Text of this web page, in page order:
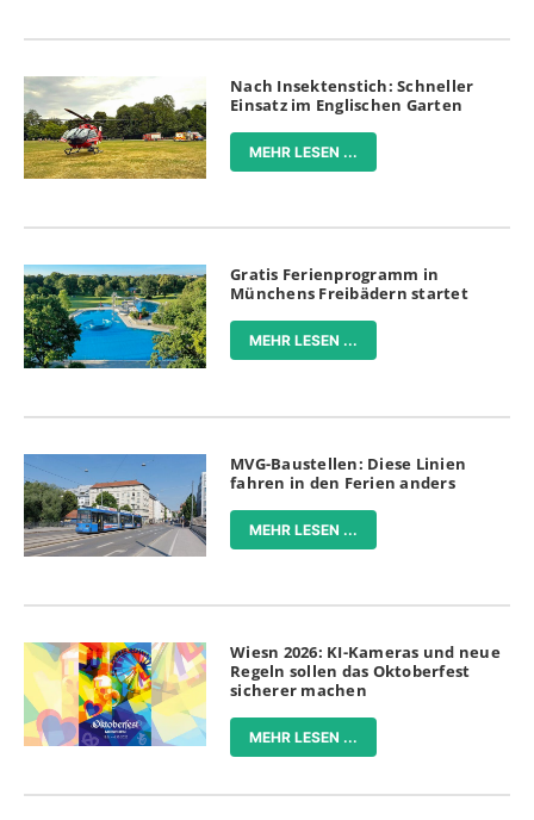
Nach Insektenstich: Schneller
Einsatz im Englischen Garten
MEHR LESEN ...
Gratis Ferienprogramm in
Münchens Freibädern startet
MEHR LESEN ...
MVG-Baustellen: Diese Linien
fahren in den Ferien anders
MEHR LESEN ...
Wiesn 2026: KI-Kameras und neue
Regeln sollen das Oktoberfest
sicherer machen
MEHR LESEN ...